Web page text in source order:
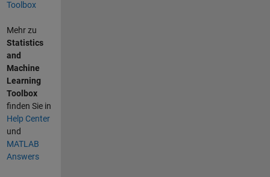
Toolbox
Mehr zu
Statistics
and
Machine
Learning
Toolbox
finden Sie in
Help Center
und
MATLAB
Answers